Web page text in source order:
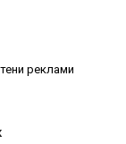
реклами